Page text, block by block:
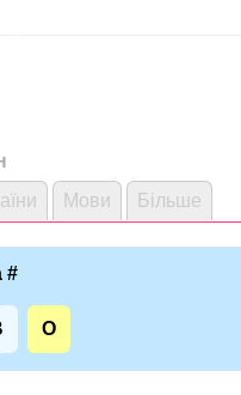
Мови Більше
#
О